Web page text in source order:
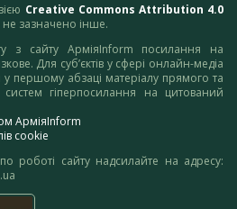
Creative Commons Attribution 4.0
зазначено інше.
з сайту АрміяInform посилання на
Для суб’єктів у сфері онлайн-медіа
першому абзаці матеріалу прямого та
гіперпосилання на цитований
АрміяInform
cookie
роботі сайту надсилайте на адресу: